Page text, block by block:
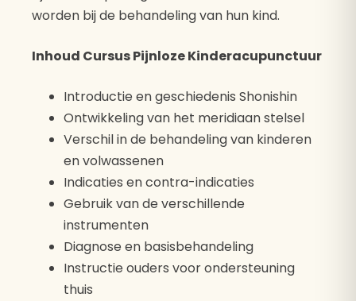
worden bij de behandeling van hun kind.
Inhoud Cursus Pijnloze Kinderacupunctuur
Introductie en geschiedenis Shonishin
Ontwikkeling van het meridiaan stelsel
Verschil in de behandeling van kinderen
en volwassenen
Indicaties en contra-indicaties
Gebruik van de verschillende
instrumenten
Diagnose en basisbehandeling
Instructie ouders voor ondersteuning
thuis